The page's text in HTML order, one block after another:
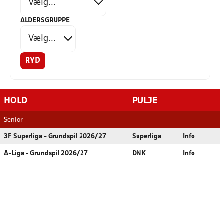
ALDERSGRUPPE
RYD
HOLD PULJE
Senior
3F Superliga - Grundspil 2026/27 Superliga Info
A-Liga - Grundspil 2026/27 DNK Info